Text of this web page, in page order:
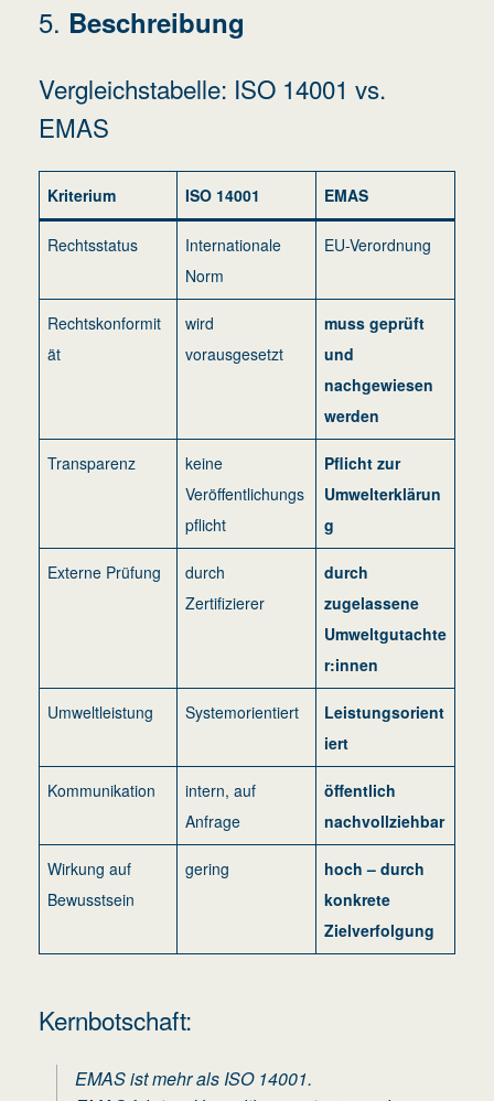
5. Beschreibung
Vergleichstabelle: ISO 14001 vs.
EMAS
Kriterium ISO 14001 EMAS
Rechtsstatus
Internationale
Norm
EU-Verordnung
Rechtskonformit
ät
wird
vorausgesetzt
muss geprüft
und
nachgewiesen
werden
Transparenz
keine
Veröffentlichungs
pflicht
Pflicht zur
Umwelterklärun
g
Externe Prüfung
durch
Zertifizierer
durch
zugelassene
Umweltgutachte
r:innen
Umweltleistung Systemorientiert
Leistungsorient
iert
Kommunikation
intern, auf
Anfrage
öffentlich
nachvollziehbar
Wirkung auf
Bewusstsein
gering
hoch – durch
konkrete
Zielverfolgung
Kernbotschaft:
EMAS ist mehr als ISO 14001.